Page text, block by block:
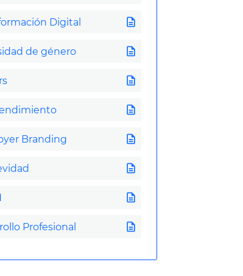
Digital description
de género description
description
description
Branding description
description
description
Profesional description